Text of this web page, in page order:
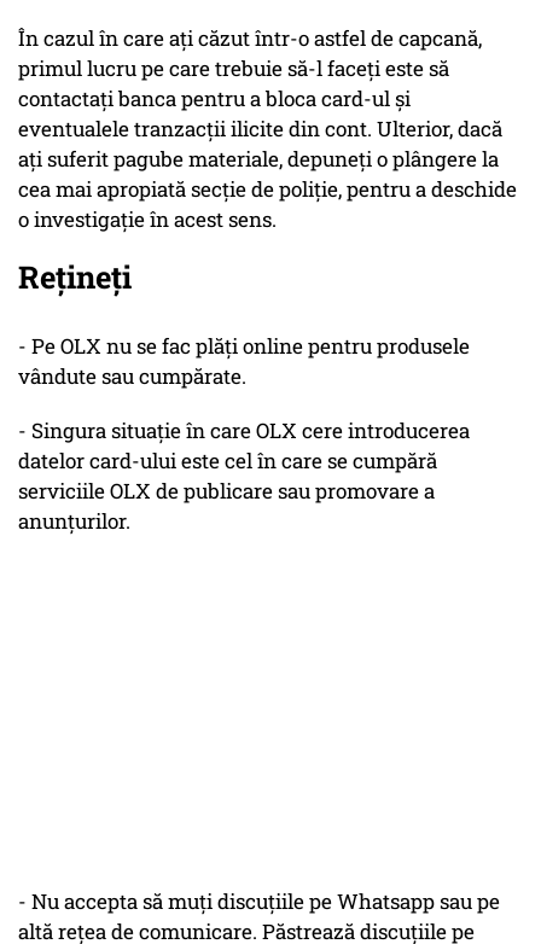
În cazul în care ați căzut într-o astfel de capcană,
primul lucru pe care trebuie să-l faceți este să
contactați banca pentru a bloca card-ul și
eventualele tranzacții ilicite din cont. Ulterior, dacă
ați suferit pagube materiale, depuneți o plângere la
cea mai apropiată secție de poliție, pentru a deschide
o investigație în acest sens.
Rețineți
- Pe OLX nu se fac plăți online pentru produsele
vândute sau cumpărate.
- Singura situație în care OLX cere introducerea
datelor card-ului este cel în care se cumpără
serviciile OLX de publicare sau promovare a
anunțurilor.
- Nu accepta să muți discuțiile pe Whatsapp sau pe
altă rețea de comunicare. Păstrează discuțiile pe